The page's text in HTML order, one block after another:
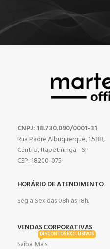
CNPJ: 18.730.090/0001-31
Rua Padre Albuquerque, 1.588,
Centro, Itapetininga - SP
CEP: 18200-075
HORÁRIO DE ATENDIMENTO
Seg a Sex das 08h às 18h.
VENDAS CORPORATIVAS
Saiba Mais
DESCONTOS EXCLUSIVOS